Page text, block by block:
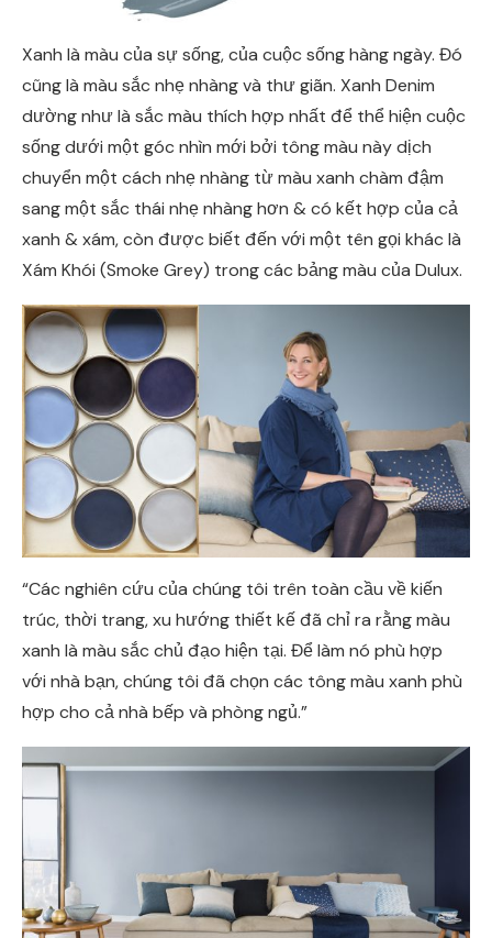
Xanh là màu của sự sống, của cuộc sống hàng ngày. Đó
cũng là màu sắc nhẹ nhàng và thư giãn. Xanh Denim
dường như là sắc màu thích hợp nhất để thể hiện cuộc
sống dưới một góc nhìn mới bởi tông màu này dịch
chuyển một cách nhẹ nhàng từ màu xanh chàm đậm
sang một sắc thái nhẹ nhàng hơn & có kết hợp của cả
xanh & xám, còn được biết đến với một tên gọi khác là
Xám Khói (Smoke Grey) trong các bảng màu của Dulux.
“Các nghiên cứu của chúng tôi trên toàn cầu về kiến
trúc, thời trang, xu hướng thiết kế đã chỉ ra rằng màu
xanh là màu sắc chủ đạo hiện tại. Để làm nó phù hợp
với nhà bạn, chúng tôi đã chọn các tông màu xanh phù
hợp cho cả nhà bếp và phòng ngủ.”